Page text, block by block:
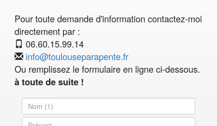
Pour toute demande d'information contactez-moi
directement par :
06.60.15.99.14
info@toulouseparapente.fr
Ou remplissez le formulaire en ligne ci-dessous.
à toute de suite !